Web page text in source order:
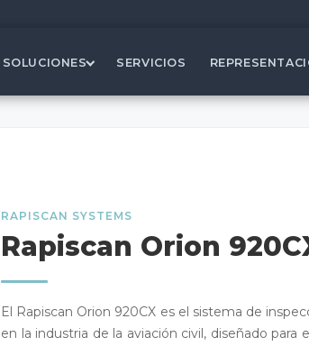
SOLUCIONES SERVICIOS
RAPISCAN SYSTEMS
Rapiscan Orion
El Rapiscan Orion 920CX es el sistema de
en la industria de la aviación civil, diseñado